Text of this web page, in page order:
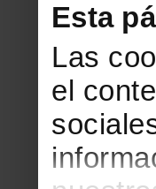
Esta
Las
el